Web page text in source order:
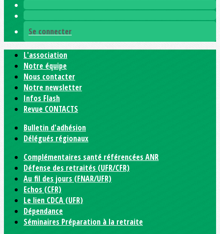
Se connecter
L'association
Notre équipe
Nous contacter
Notre newsletter
Infos Flash
Revue CONTACTS
Bulletin d'adhésion
Délégués régionaux
Complémentaires santé référencées ANR
Défense des retraités (UFR/CFR)
Au fil des jours (FNAR/UFR)
Echos (CFR)
Le lien CDCA (UFR)
Dépendance
Séminaires Préparation à la retraite